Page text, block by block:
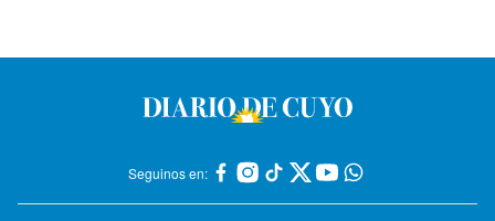
Seguinos en: